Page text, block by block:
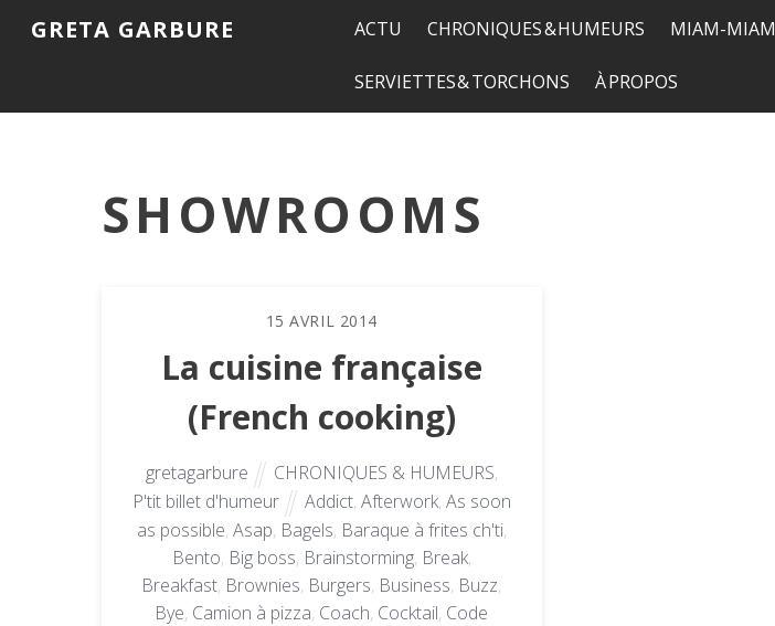
GRETA GARBURE ACTU CHRONIQUES & HUMEURS MIAM-MIAM
SERVIETTES & TORCHONS À PROPOS
SHOWROOMS
15 AVRIL 2014
La cuisine française
(French cooking)
gretagarbure CHRONIQUES & HUMEURS,
P'tit billet d'humeur
Addict, Afterwork, As soon
as possible, Asap, Bagels, Baraque à frites ch'ti,
Bento, Big boss, Brainstorming, Break,
Breakfast, Brownies, Burgers, Business, Buzz,
Bye, Camion à pizza, Coach, Cocktail, Code